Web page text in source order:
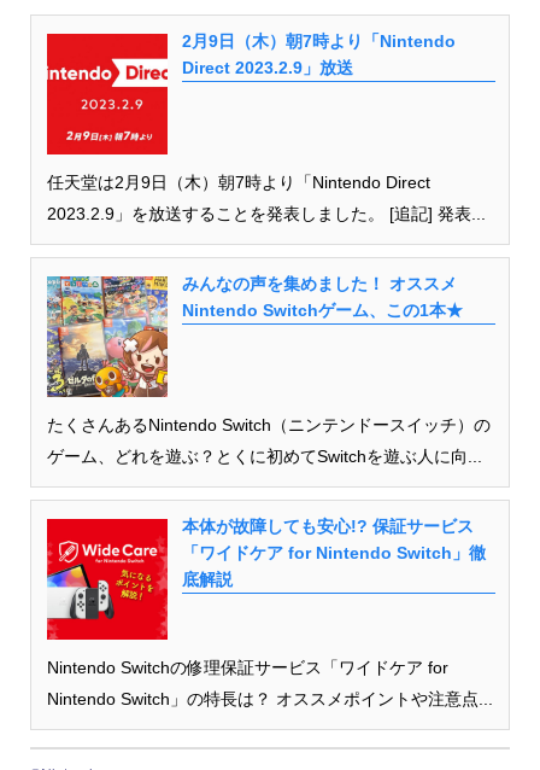
2月9日（木）朝7時より「Nintendo
Direct 2023.2.9」放送
任天堂は2月9日（木）朝7時より「Nintendo Direct
2023.2.9」を放送することを発表しました。 [追記] 発表...
みんなの声を集めました！ オススメ
Nintendo Switchゲーム、この1本★
たくさんあるNintendo Switch（ニンテンドースイッチ）の
ゲーム、どれを遊ぶ？とくに初めてSwitchを遊ぶ人に向...
本体が故障しても安心!? 保証サービス
「ワイドケア for Nintendo Switch」徹
底解説
Nintendo Switchの修理保証サービス「ワイドケア for
Nintendo Switch」の特長は？ オススメポイントや注意点...